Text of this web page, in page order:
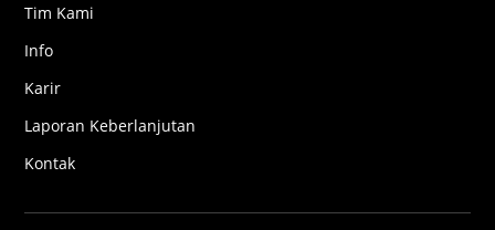
Tim Kami
Info
Karir
Laporan Keberlanjutan
Kontak